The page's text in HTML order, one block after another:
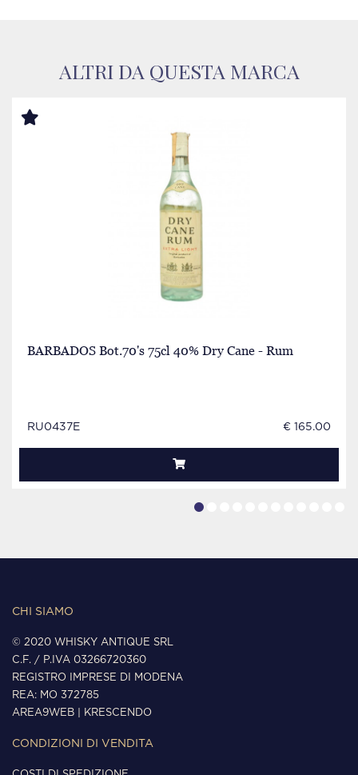
ALTRI DA QUESTA MARCA
BARBADOS Bot.70's 75cl 40% Dry Cane - Rum
RU0437E € 165.00
CHI SIAMO
© 2020 WHISKY ANTIQUE SRL
C.F. / P.IVA 03266720360
REGISTRO IMPRESE DI MODENA
REA: MO 372785
AREA9WEB
KRESCENDO
CONDIZIONI DI VENDITA